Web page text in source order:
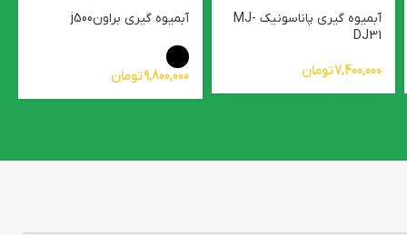
آبمیوه گیری پاناسونیک MJ-
DJ31
7,400,000تومان
آبمیوه گیری براونj500
9,800,000تومان